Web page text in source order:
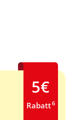
5€
Rabatt6